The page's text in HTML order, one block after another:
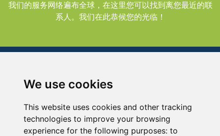
We use cookies
This website uses cookies and other tracking
technologies to improve your browsing
experience for the following purposes: to
我们的服务网络遍布全球，在这里您可以找到离您最近的联
系人。我们在此恭候您的光临！
中国上海市青浦区崧瑞路123号
电话：+86 21 59867988-666
传真：+86 21 33250530